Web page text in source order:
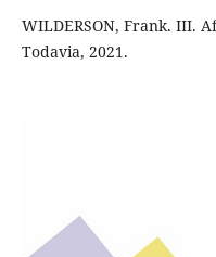
WILDERSON, Frank. III.
Todavia, 2021.